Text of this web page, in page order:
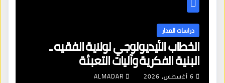
دراسات المدار
الخطاب الأيديولوجي لولاية الفقيه ـ
البنية الفكرية وآليات التعبئة
6 أغسطس، 2026 ALMADAR